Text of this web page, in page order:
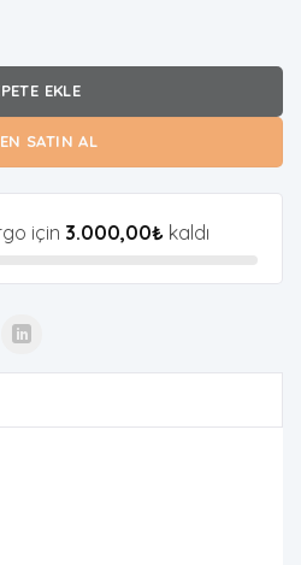
EKLE
SATIN AL
için 3.000,00₺kaldı